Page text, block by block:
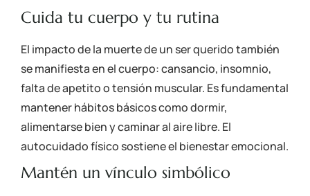
Cuida tu cuerpo y tu rutina
El impacto de la muerte de un ser querido también
se manifiesta en el cuerpo: cansancio, insomnio,
falta de apetito o tensión muscular. Es fundamental
mantener hábitos básicos como dormir,
alimentarse bien y caminar al aire libre. El
autocuidado físico sostiene el bienestar emocional.
Mantén un vínculo simbólico